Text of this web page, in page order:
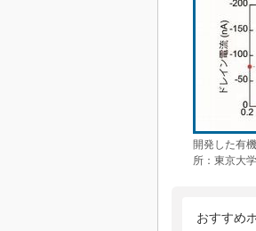
開発した有
所：東京大学
おすすめ